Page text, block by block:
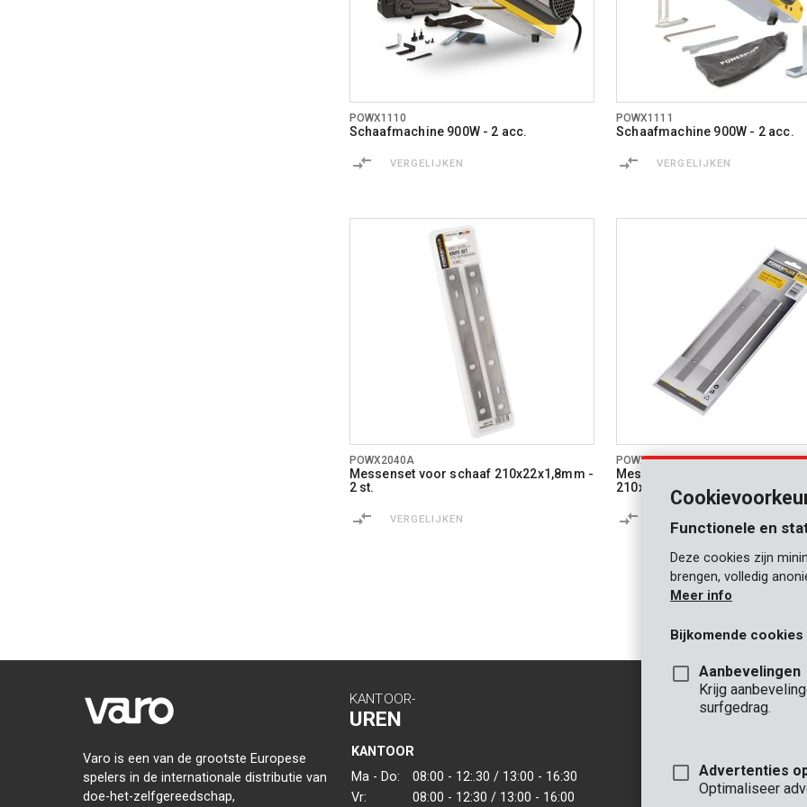
POWX1110
Schaafmachine 900W - 2 acc.
VERGELIJKEN
POWX1111
Schaafmachine 900W - 2 acc.
VERGELIJKEN
POWX2040A
Messenset voor schaaf 210x22x1,8mm -
2 st.
VERGELIJKEN
POWX204A
Messenset voor schaaf
210x16,5x1,5mm - 2 st.
Varo is een van de grootste Europese
spelers in de internationale distributie van
doe-het-zelfgereedschap,
KANTOOR-
UREN
KANTOOR
Ma - Do:
08:00 - 12:.30 / 13:00 - 16:30
Vr:
08:00 - 12:30 / 13:00 - 16:00
CONTACT
INFO
VARO - Vic. Van
Joseph Van
Functionele en
Deze cookies zijn
brengen, volledig
Meer info
Bijkomende cookies
Aanbevelingen
Krijg
surfgedrag.
Advertenties
Optimaliseer